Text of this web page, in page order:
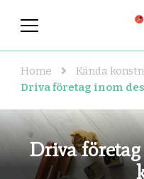
Home
Kända
Driva företag inom
Driva